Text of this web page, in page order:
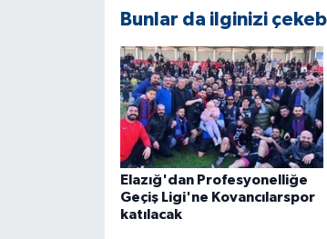
Bunlar da ilginizi
Elazığ'dan Profesyonelliğe
Geçiş Ligi'ne Kovancılarspor
katılacak
SPOR HABERLERİ
TEKNOLOJİ
ÜLKE GÜNDEMİ